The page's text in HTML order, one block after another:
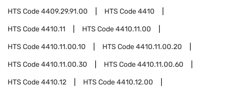
HTS Code4409.29.91.00 HTS Code4410
HTS Code4410.11 HTS Code4410.11.00
HTS Code4410.11.00.10 HTS Code4410.11.00.20
HTS Code4410.11.00.30 HTS Code4410.11.00.60
HTS Code4410.12 HTS Code4410.12.00